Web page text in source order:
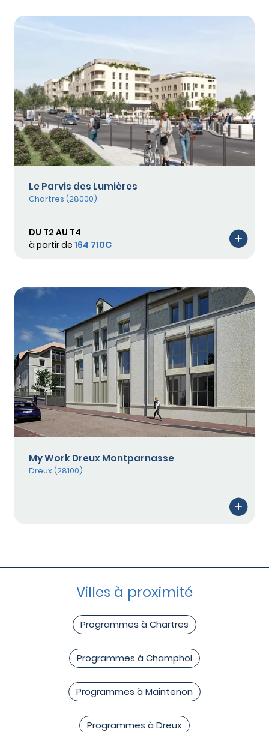
Le Parvis des Lumières
Chartres (28000)
DU T2 AU T4
à partir de 164 710€
My Work Dreux Montparnasse
Dreux (28100)
Villes à proximité
Programmes à Chartres
Programmes à Champhol
Programmes à Maintenon
Programmes à Dreux